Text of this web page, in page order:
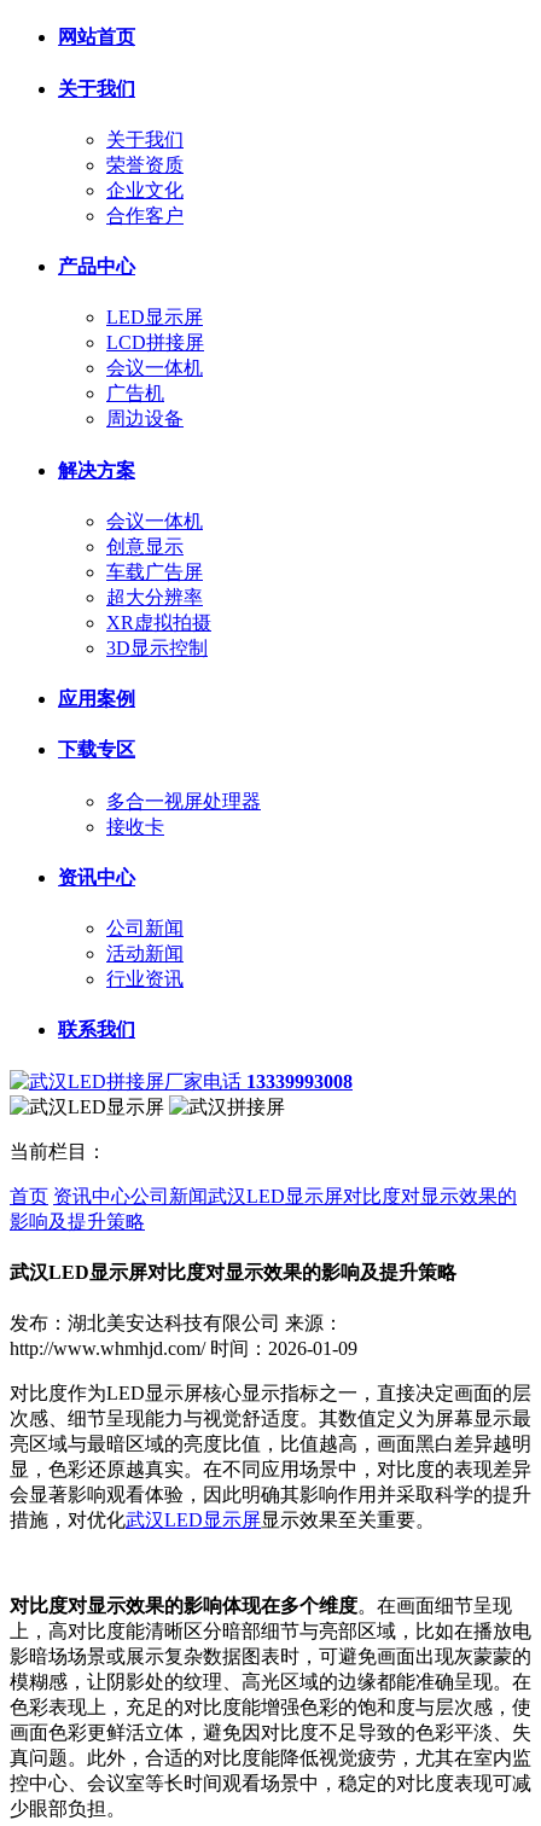
网站首页
关于我们
关于我们
荣誉资质
企业文化
合作客户
产品中心
LED显示屏
LCD拼接屏
会议一体机
广告机
周边设备
解决方案
会议一体机
创意显示
车载广告屏
超大分辨率
XR虚拟拍摄
3D显示控制
应用案例
下载专区
多合一视屏处理器
接收卡
资讯中心
公司新闻
活动新闻
行业资讯
联系我们
13339993008
当前栏目：
首页 资讯中心公司新闻武汉LED显示屏对比度对显示效果的
影响及提升策略
武汉LED显示屏对比度对显示效果的影响及提升策略
发布：湖北美安达科技有限公司 来源：
http://www.whmhjd.com/ 时间：2026-01-09
对比度作为LED显示屏核心显示指标之一，直接决定画面的层
次感、细节呈现能力与视觉舒适度。其数值定义为屏幕显示最
亮区域与最暗区域的亮度比值，比值越高，画面黑白差异越明
显，色彩还原越真实。在不同应用场景中，对比度的表现差异
会显著影响观看体验，因此明确其影响作用并采取科学的提升
措施，对优化武汉LED显示屏显示效果至关重要。
对比度对显示效果的影响体现在多个维度。在画面细节呈现
上，高对比度能清晰区分暗部细节与亮部区域，比如在播放电
影暗场场景或展示复杂数据图表时，可避免画面出现灰蒙蒙的
模糊感，让阴影处的纹理、高光区域的边缘都能准确呈现。在
色彩表现上，充足的对比度能增强色彩的饱和度与层次感，使
画面色彩更鲜活立体，避免因对比度不足导致的色彩平淡、失
真问题。此外，合适的对比度能降低视觉疲劳，尤其在室内监
控中心、会议室等长时间观看场景中，稳定的对比度表现可减
少眼部负担。